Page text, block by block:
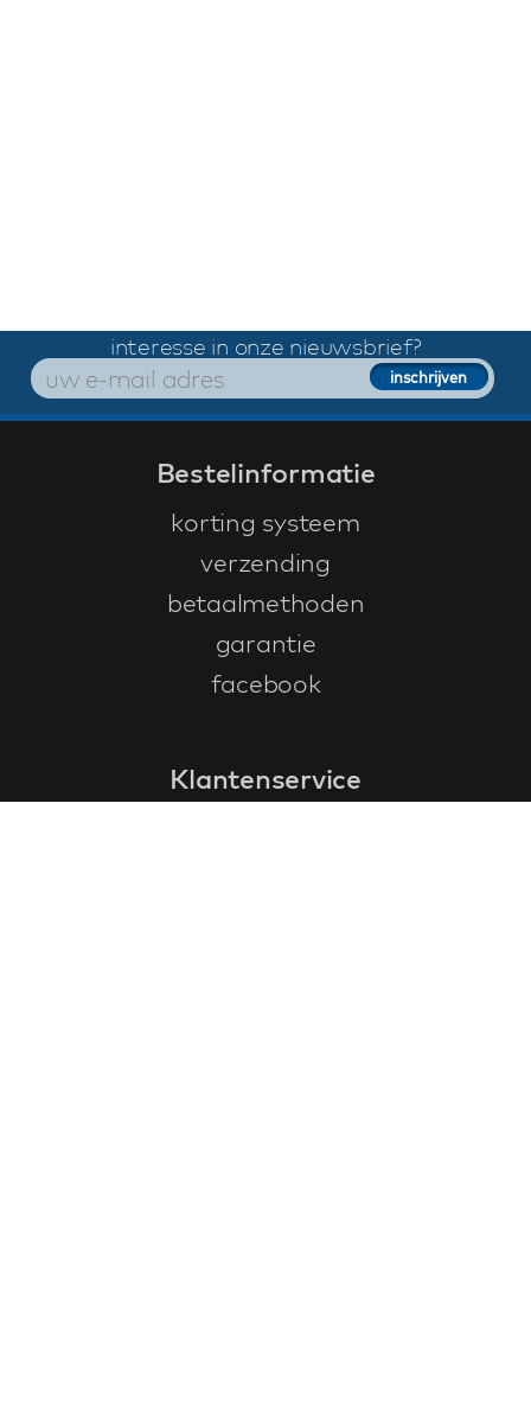
interesse in onze nieuwsbrief?
Bestelinformatie
korting systeem
verzending
betaalmethoden
garantie
facebook
Klantenservice